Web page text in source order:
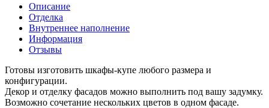
Описание
Отделка
Внутреннее наполнение
Информация
Отзывы
Готовы изготовить шкафы-купе любого размера и
конфигурации.
Декор и отделку фасадов можно выполнить под вашу задумку.
Возможно сочетание нескольких цветов в одном фасаде.